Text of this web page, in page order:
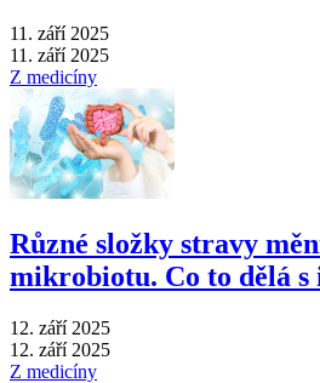
11. září 2025
11. září 2025
Z medicíny
Různé složky stravy
mikrobiotu. Co to dělá s
12. září 2025
12. září 2025
Z medicíny